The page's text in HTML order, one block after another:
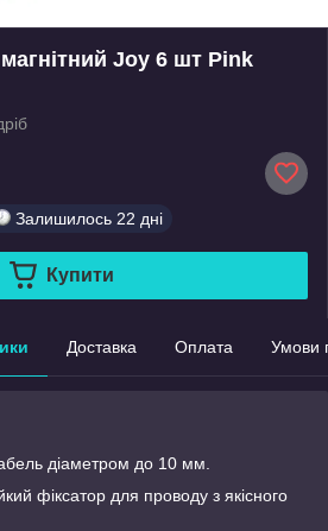
Joy 6 шт Pink
Залишилось 22 дні
Купити
Доставка Оплата Умови
діаметром до 10 мм.
фіксатор для проводу з якісного